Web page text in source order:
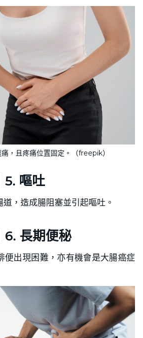
，且疼痛位置固定。（freepik）
5. 嘔吐
，造成腸阻塞並引起嘔吐。
6. 長期便秘
便出現困難，亦有機會是大腸癌症